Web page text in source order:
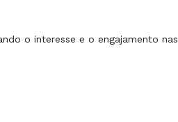
o interesse e o engajamento nas